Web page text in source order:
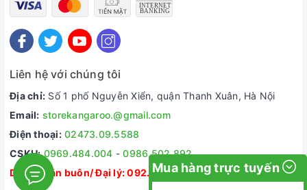
Liên hệ với chúng tôi
Địa chỉ: Số 1 phố Nguyễn Xiển, quận Thanh Xuân, Hà Nội
Email: storekangaroo.@gmail.com
Điện thoại: 02473.09.5588
CSKH: 0969.484.004 -0986.502.892
Dự án/ Bán buôn/ Đại lý:092.335.5588
Mua hàng trực tuyến